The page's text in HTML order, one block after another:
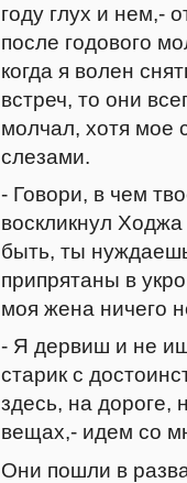
году глух и нем,-
после годового
когда я волен
встреч, то они
молчал, хотя мое
слезами.
- Говори, в чем
воскликнул
быть, ты
припрятаны в
моя жена ничего
- Я дервиш и не
старик с
здесь, на дороге,
вещах,- идем со
Они пошли в